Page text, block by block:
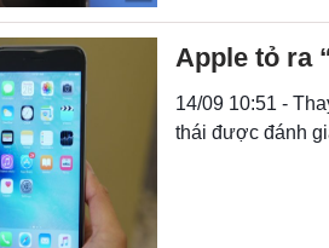
Apple tỏ ra
14/09 10:51 -
thái được đánh